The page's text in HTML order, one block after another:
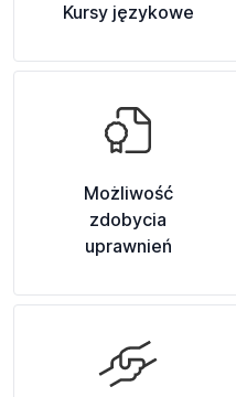
Kursy językowe
Możliwość
zdobycia
uprawnień